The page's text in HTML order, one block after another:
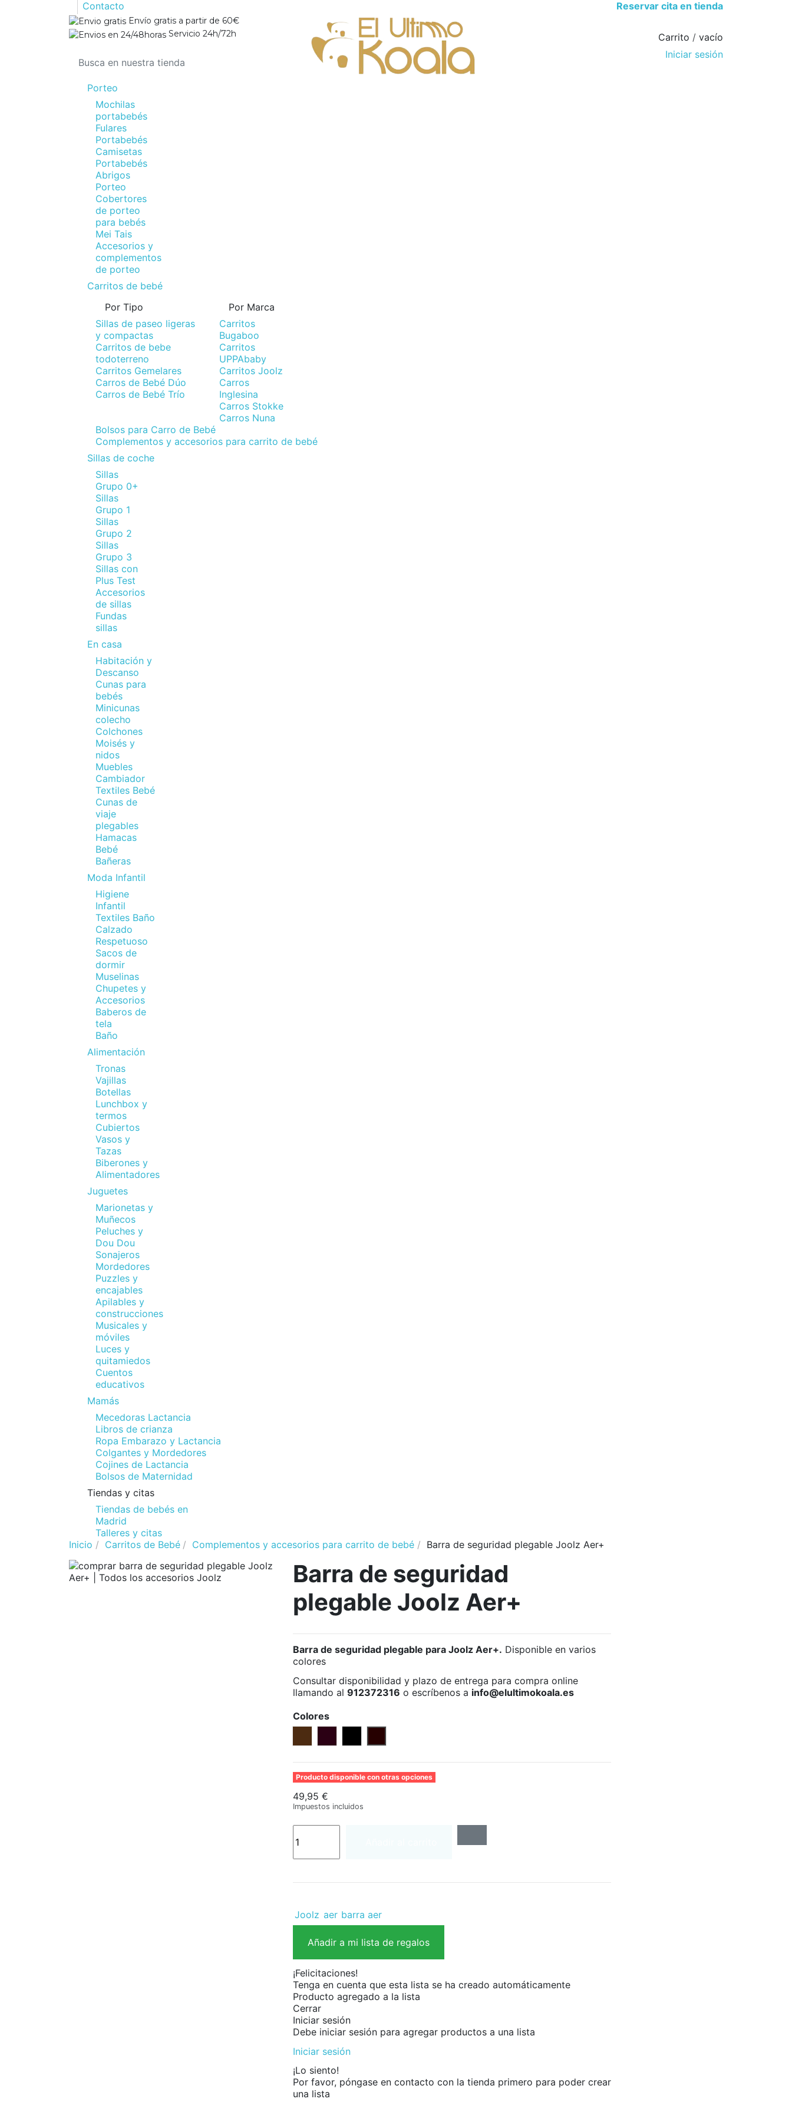
Contacto Reservar cita en tienda
Envío gratis a partir de 60€
Servicio 24h/72h
Carrito / vacío
Iniciar sesión
Porteo
Mochilas
portabebés
Fulares
Portabebés
Camisetas
Portabebés
Abrigos
Porteo
Cobertores
de porteo
para bebés
Mei Tais
Accesorios y
complementos
de porteo
Carritos de bebé
Por Tipo
Sillas de paseo ligeras
y compactas
Carritos de bebe
todoterreno
Carritos Gemelares
Carros de Bebé Dúo
Carros de Bebé Trío
Por Marca
Carritos
Bugaboo
Carritos
UPPAbaby
Carritos Joolz
Carros
Inglesina
Carros Stokke
Carros Nuna
Bolsos para Carro de Bebé
Complementos y accesorios para carrito de bebé
Sillas de coche
Sillas
Grupo 0+
Sillas
Grupo 1
Sillas
Grupo 2
Sillas
Grupo 3
Sillas con
Plus Test
Accesorios
de sillas
Fundas
sillas
En casa
Habitación y
Descanso
Cunas para
bebés
Minicunas
colecho
Colchones
Moisés y
nidos
Muebles
Cambiador
Textiles Bebé
Cunas de
viaje
plegables
Hamacas
Bebé
Bañeras
Moda Infantil
Higiene
Infantil
Textiles Baño
Calzado
Respetuoso
Sacos de
dormir
Muselinas
Chupetes y
Accesorios
Baberos de
tela
Baño
Alimentación
Tronas
Vajillas
Botellas
Lunchbox y
termos
Cubiertos
Vasos y
Tazas
Biberones y
Alimentadores
Juguetes
Marionetas y
Muñecos
Peluches y
Dou Dou
Sonajeros
Mordedores
Puzzles y
encajables
Apilables y
construcciones
Musicales y
móviles
Luces y
quitamiedos
Cuentos
educativos
Mamás
Mecedoras Lactancia
Libros de crianza
Ropa Embarazo y Lactancia
Colgantes y Mordedores
Cojines de Lactancia
Bolsos de Maternidad
Tiendas y citas
Tiendas de bebés en
Madrid
Talleres y citas
Inicio
Carritos de Bebé Complementos y accesorios para carrito de bebé Barra de seguridad plegable Joolz Aer+
Barra de seguridad
plegable Joolz Aer+
Barra de seguridad plegable para Joolz Aer+. Disponible en varios
colores
Consultar disponibilidad y plazo de entrega para compra online
llamando al 912372316 o escríbenos a info@elultimokoala.es
Colores
Producto disponible con otras opciones
49,95 €
Impuestos incluidos
Joolz aer barra aer
Añadir a mi lista de regalos
¡Felicitaciones!
Tenga en cuenta que esta lista se ha creado automáticamente
Producto agregado a la lista
Cerrar
Iniciar sesión
Debe iniciar sesión para agregar productos a una lista
Iniciar sesión
¡Lo siento!
Por favor, póngase en contacto con la tienda primero para poder crear
una lista